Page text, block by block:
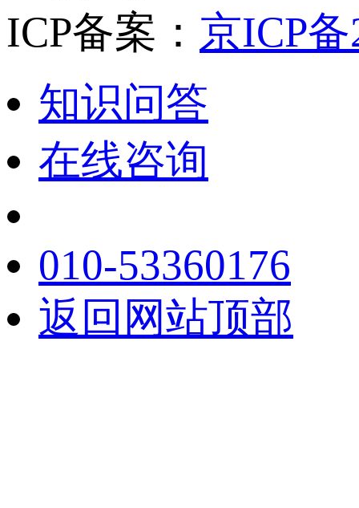
ICP备案： 京ICP
知识问答
在线咨询
010-53360176
返回网站顶部